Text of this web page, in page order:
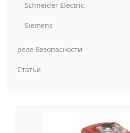
Schneider Electric
Siemens
реле безопасности
Статьи